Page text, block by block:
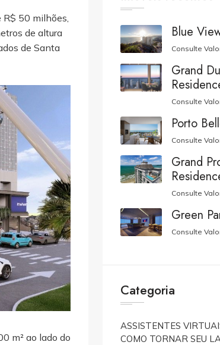
50 milhões,
de altura
de Santa
m² ao lado do
Blue
Consulte
Grand
Consulte
Porto
Consulte
Grand
Consulte
Green
Consulte
Categoria
ASSISTENTES
COMO TORNAR SEU